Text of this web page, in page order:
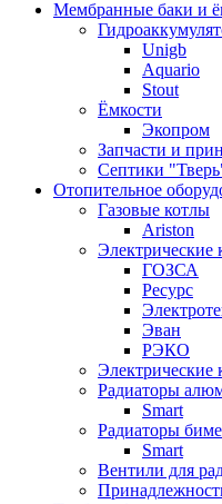
Мембранные баки и
Unigb
Aquario
Stout
Ёмкости
Экопром
Запчасти и
Септики
Отопительное
Газовые котлы
Ariston
Электрические
ГОЗСА
Ресурс
Эван
РЭКО
Электрические
Радиаторы
Smart
Радиаторы
Smart
Вентили для